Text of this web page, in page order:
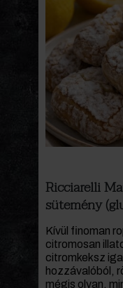
Ricciarelli
sütemény
Kívül finoman
citromosan
citromkeksz
hozzávalóból,
mégis olyan,